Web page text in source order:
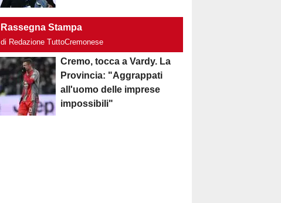
Rassegna Stampa
di Redazione TuttoCremonese
Cremo, tocca a Vardy. La
Provincia: "Aggrappati
all'uomo delle imprese
impossibili"